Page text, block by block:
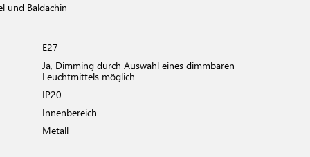
und Baldachin
E27
Ja, Dimming durch Auswahl eines dimmbaren
Leuchtmittels möglich
IP20
Innenbereich
Metall